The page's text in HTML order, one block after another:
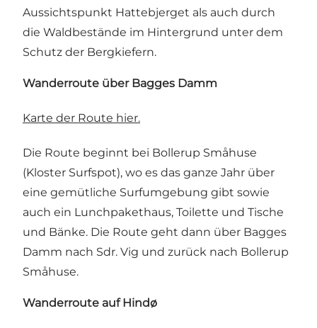
Aussichtspunkt Hattebjerget als auch durch
die Waldbestände im Hintergrund unter dem
Schutz der Bergkiefern.
Wanderroute über Bagges Damm
Karte der Route hier.
Die Route beginnt bei Bollerup Småhuse
(Kloster Surfspot), wo es das ganze Jahr über
eine gemütliche Surfumgebung gibt sowie
auch ein Lunchpakethaus, Toilette und Tische
und Bänke. Die Route geht dann über Bagges
Damm nach Sdr. Vig und zurück nach Bollerup
Småhuse.
Wanderroute auf Hindø